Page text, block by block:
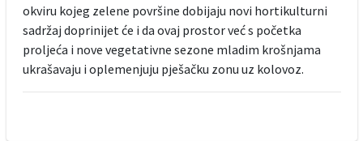
okviru kojeg zelene površine dobijaju novi hortikulturni
sadržaj doprinijet će i da ovaj prostor već s početka
proljeća i nove vegetativne sezone mladim krošnjama
ukrašavaju i oplemenjuju pješačku zonu uz kolovoz.